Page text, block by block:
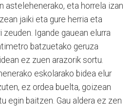
astelehenerako, eta horrela izan
jaiki eta gure herria eta
zeuden. Igande gauean elurra
batzuetako geruza
ez zuen arazorik sortu.
eskolarako bidea elur
ez ordea buelta, goizean
egin baitzen. Gau aldera ez zen